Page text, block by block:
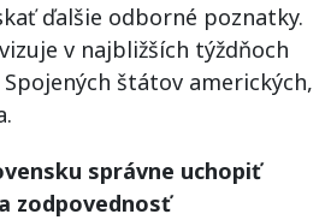
ďalšie odborné poznatky.
v najbližších týždňoch
štátov amerických,
správne uchopiť
zodpovednosť